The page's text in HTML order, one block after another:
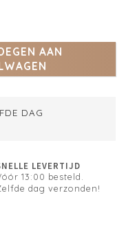
AAN
DAG
LEVERTIJD
13:00 besteld.
dag verzonden!